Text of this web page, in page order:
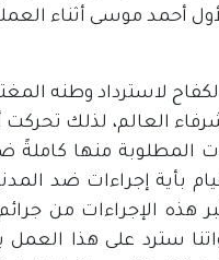
أحمد موسى أثناء
الكفاح لاسترداد وطنه
العالم، لذلك
بتنفيذ العمليات المطلوبة
بأية إجراءات ضد
هذه الإجراءات من
سترد على هذا